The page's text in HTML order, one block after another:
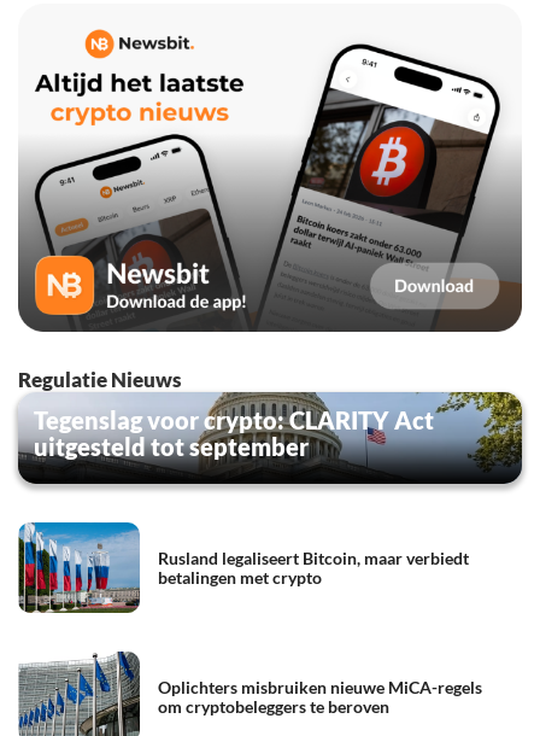
Regulatie Nieuws
Tegenslag voor crypto: CLARITY Act
uitgesteld tot september
Rusland legaliseert Bitcoin, maar verbiedt
betalingen met crypto
Oplichters misbruiken nieuwe MiCA-regels
om cryptobeleggers te beroven